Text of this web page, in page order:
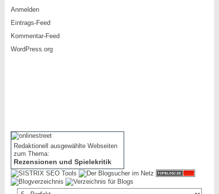
Anmelden
Eintrags-Feed
Kommentar-Feed
WordPress.org
Redaktionell ausgewählte Webseiten
zum Thema:
Rezensionen und Spielekritik